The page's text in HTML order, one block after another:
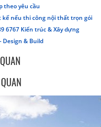
theo yêu cầu
kế nếu thi công nội thất trọn gói
6767 Kiến trúc & Xây dựng
Design & Build